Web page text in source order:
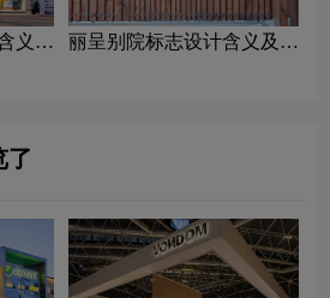
义及
丽呈别院标志设计含义及酒
了